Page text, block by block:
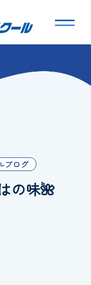
ブログ
の味🌺